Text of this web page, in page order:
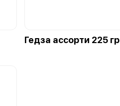
Гедза ассорти 225 гр